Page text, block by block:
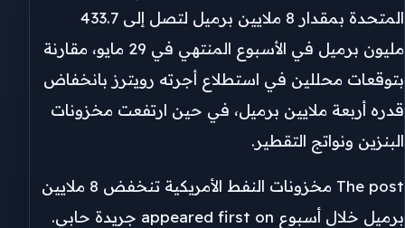
المتحدة بمقدار 8 ملايين برميل لتصل إلى 433.7
مليون برميل في الأسبوع المنتهي في 29 مايو، مقارنة
بتوقعات محللين في استطلاع أجرته رويترز بانخفاض
قدره أربعة ملايين برميل، في حين ارتفعت مخزونات
البنزين ونواتج التقطير.
The post مخزونات النفط الأمريكية تنخفض 8 ملايين
برميل خلال أسبوع appeared first on جريدة حابي.